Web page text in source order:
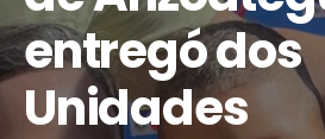
entregó dos
Unidades